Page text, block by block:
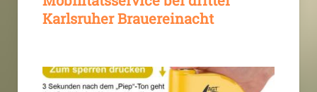
Karlsruher Brauereinacht